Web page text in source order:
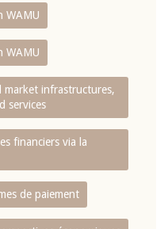
WAMU
WAMU
market infrastructures,
services
financiers via la
de paiement